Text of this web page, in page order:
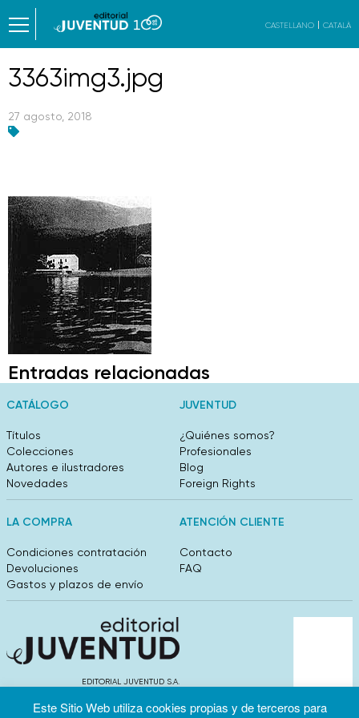
CASTELLANO CATALÀ
3363img3.jpg
27 agosto, 2018
Entradas relacionadas
CATÁLOGO
Títulos
Colecciones
Autores e ilustradores
Novedades
JUVENTUD
¿Quiénes somos?
Profesionales
Blog
Foreign Rights
LA COMPRA
Condiciones contratación
Devoluciones
Gastos y plazos de envío
ATENCIÓN CLIENTE
Contacto
FAQ
EDITORIAL JUVENTUD S.A.
info@editorialjuventud.es
Este Sitio Web utiliza cookies propias y de terceros para